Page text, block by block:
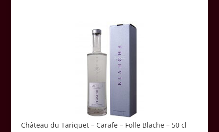
Château du Tariquet – Carafe – Folle Blache – 50 cl